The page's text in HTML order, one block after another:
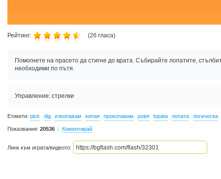
Рейтинг: (26 гласа)
Помогнете на прасето да стигне до врата. Събирайте лопатите,
необходими по пътя.
Управление: стрелки
Етикети: pick dig изкопавам копая прокопавам ровя lopata лопата логическа
Показвания: 20536 Коментирай
Линк към играта/видеото: